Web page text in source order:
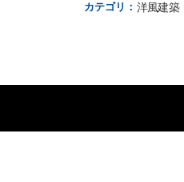
カテゴリ： 洋風建築